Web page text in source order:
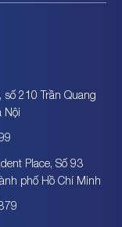
số 210 Trần Quang
Nội
Place, Số 93
phố Hồ Chí Minh